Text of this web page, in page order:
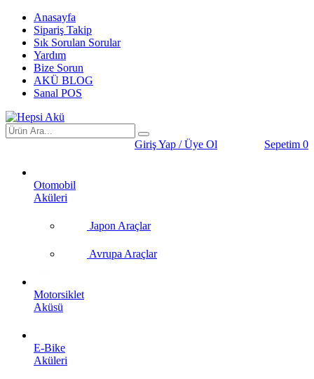
Anasayfa
Sipariş Takip
Sık Sorulan Sorular
Yardım
Bize Sorun
AKÜ BLOG
Sanal POS
Giriş Yap / Üye Ol Sepetim 0
Otomobil
Aküleri
Japon Araçlar
Avrupa Araçlar
Motorsiklet
Aküsü
E-Bike
Aküleri